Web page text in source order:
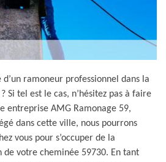
d’un ramoneur professionnel dans la
Si tel est le cas, n’hésitez pas à faire
entreprise AMG Ramonage 59,
dans cette ville, nous pourrons
vous pour s’occuper de la
de votre cheminée 59730. En tant